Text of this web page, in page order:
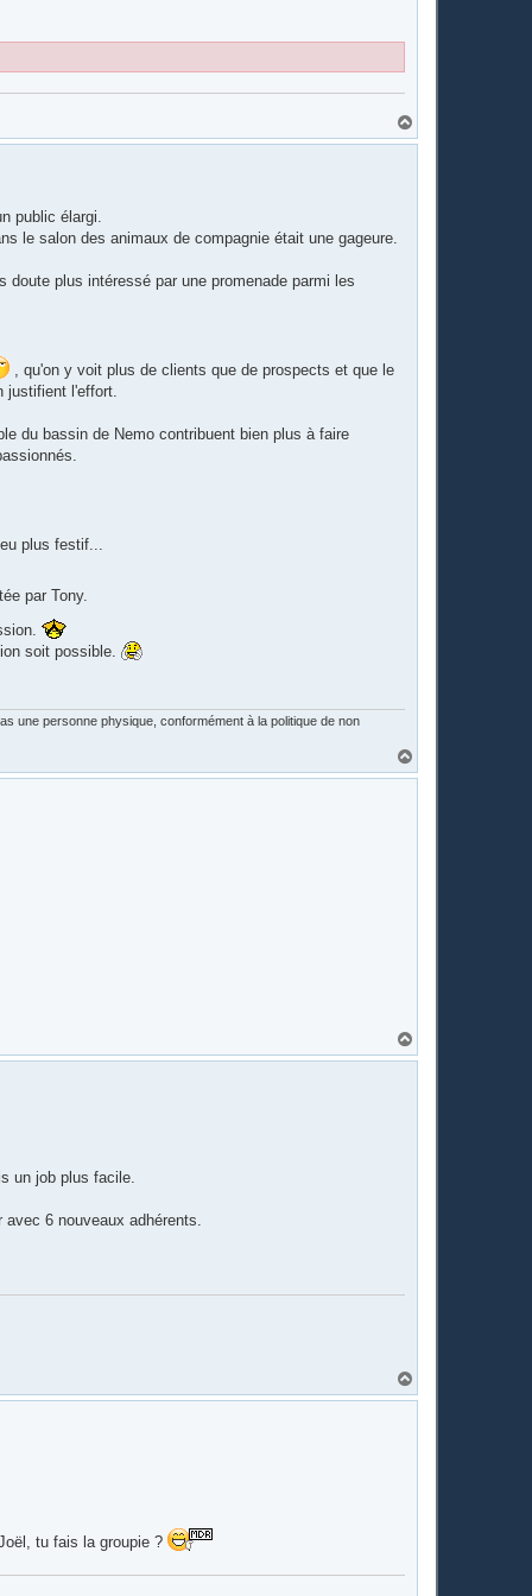
a
public élargi.
le salon des animaux de compagnie était une gageure.
doute plus intéressé par une promenade parmi les
, qu'on y voit plus de clients que de prospects et que le
justifient l'effort.
du bassin de Nemo contribuent bien plus à faire
plus festif...
par Tony.
soit possible.
une personne physique, conformément à la politique de non
a
a
un job plus facile.
6 nouveaux adhérents.
a
tu fais la groupie ?